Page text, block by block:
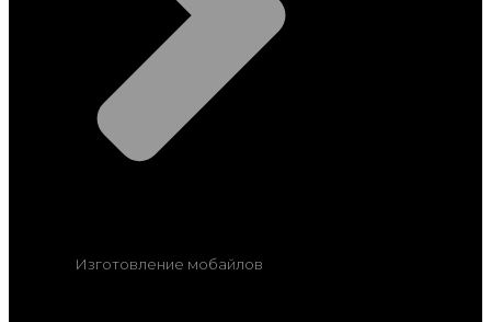
Изготовление мобайлов